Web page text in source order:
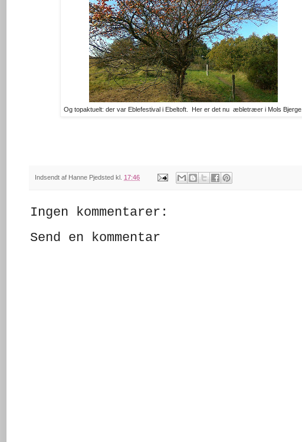
Og topaktuelt: der var Eblefestival i Ebeltoft. Her er det nu æbletræer i Mols Bjerge.
Indsendt af Hanne Pjedsted kl. 17:46
Ingen kommentarer:
Send en kommentar